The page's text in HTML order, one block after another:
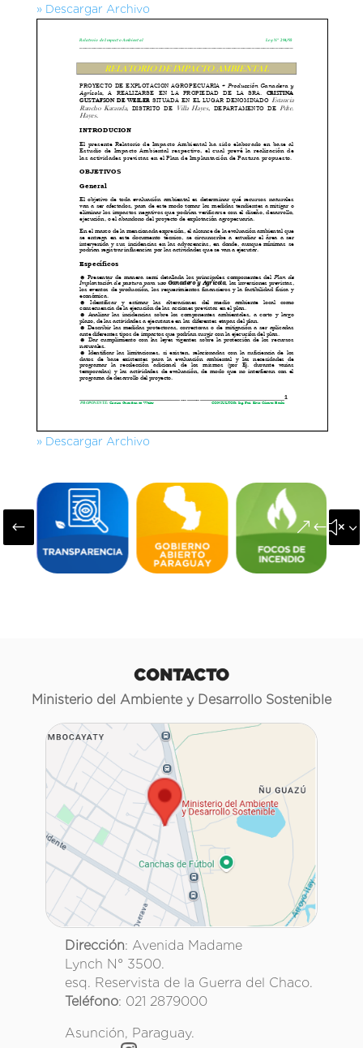
» Descargar Archivo
» Descargar Archivo
#
CONTACTO
Ministerio del Ambiente y Desarrollo Sostenible
Dirección: Avenida Madame
Lynch N° 3500.
esq. Reservista de la Guerra del Chaco.
Teléfono: 021 2879000
Asunción, Paraguay.